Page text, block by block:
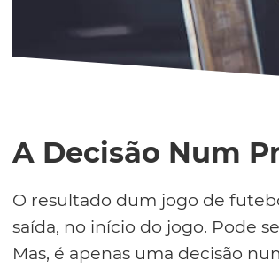
A Decisão Num
O resultado dum jogo de
saída, no início do jogo. Pode
Mas, é apenas uma decisão